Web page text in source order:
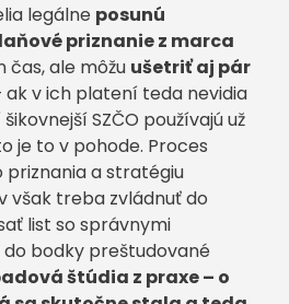
legálne posunú
priznanie z marca
čas, ale môžu ušetriť aj pár
ak v ich platení teda nevidia
SZČO používajú už
je to v pohode. Proces
priznania a stratégiu
však treba zvládnuť do
list so správnymi
bodky preštudované
štúdia z praxe – o